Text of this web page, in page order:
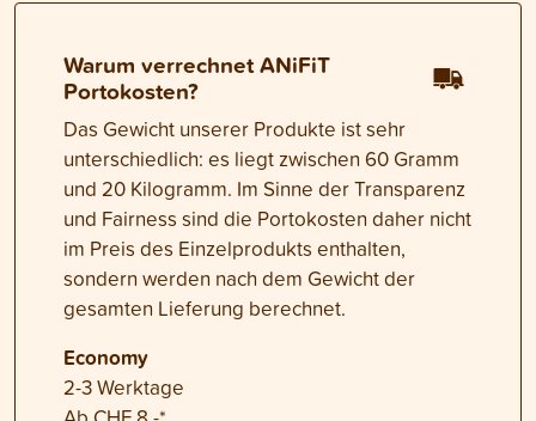
Warum verrechnet ANiFiT
Portokosten?
Das Gewicht unserer Produkte ist sehr
unterschiedlich: es liegt zwischen 60 Gramm
und 20 Kilogramm. Im Sinne der Transparenz
und Fairness sind die Portokosten daher nicht
im Preis des Einzelprodukts enthalten,
sondern werden nach dem Gewicht der
gesamten Lieferung berechnet.
Economy
2-3 Werktage